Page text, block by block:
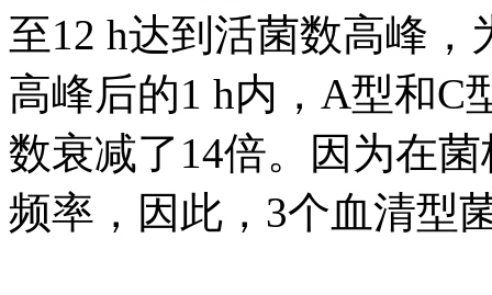
至12 h达到活菌数高峰
高峰后的1 h内，A型和C
数衰减了14倍。因为在
频率，因此，3个血清型